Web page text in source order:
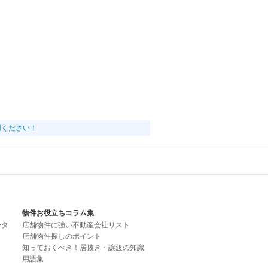
ださい！
物件お役立ちコラム集
店舗物件に強い不動産会社リスト
店舗物件探しのポイント
知っておくべき！居抜き・譲渡の知識
用語集